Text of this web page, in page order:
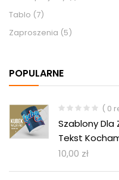
Tablo (7)
Zaproszenia (5)
POPULARNE
( 0
Szablony Dla
Tekst
10,00 zł